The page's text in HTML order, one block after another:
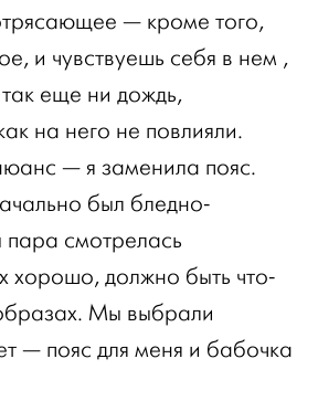
— кроме того,
и чувствуешь себя в нем ,
еще ни дождь,
на него не повлияли.
— я заменила пояс.
был бледно-
смотрелась
хорошо, должно быть что-
Мы выбрали
— пояс для меня и бабочка